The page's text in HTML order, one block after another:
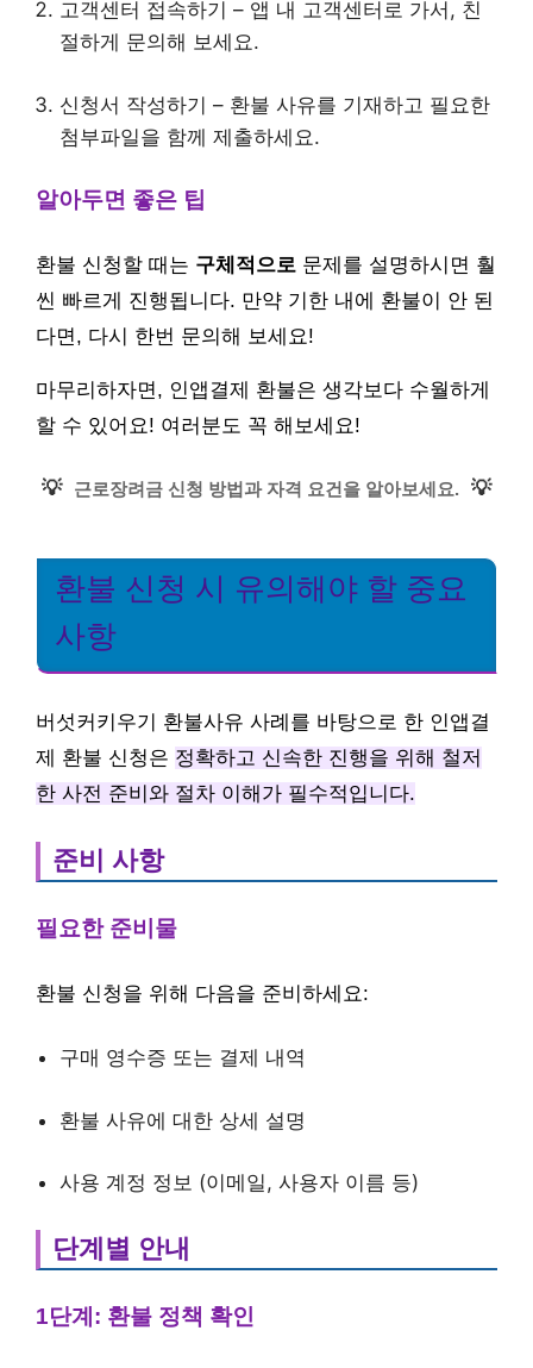
고객센터 접속하기 – 앱 내 고객센터로 가서, 친
절하게 문의해 보세요.
신청서 작성하기 – 환불 사유를 기재하고 필요한
첨부파일을 함께 제출하세요.
알아두면 좋은 팁
환불 신청할 때는 구체적으로 문제를 설명하시면 훨
씬 빠르게 진행됩니다. 만약 기한 내에 환불이 안 된
다면, 다시 한번 문의해 보세요!
마무리하자면, 인앱결제 환불은 생각보다 수월하게
할 수 있어요! 여러분도 꼭 해보세요!
💡 근로장려금 신청 방법과 자격 요건을 알아보세요. 💡
환불 신청 시 유의해야 할 중요
사항
버섯커키우기 환불사유 사례를 바탕으로 한 인앱결
제 환불 신청은 정확하고 신속한 진행을 위해 철저
한 사전 준비와 절차 이해가 필수적입니다.
준비 사항
필요한 준비물
환불 신청을 위해 다음을 준비하세요:
구매 영수증 또는 결제 내역
환불 사유에 대한 상세 설명
사용 계정 정보 (이메일, 사용자 이름 등)
단계별 안내
1단계: 환불 정책 확인